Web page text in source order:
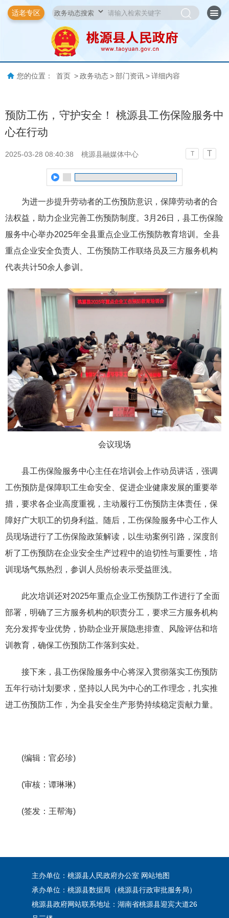
适老专区
您的位置： 首页 > 政务动态 > 部门资讯 > 详细内容
预防工伤，守护安全！ 桃源县工伤保险服务中
心在行动
2025-03-28 08:40:38 桃源县融媒体中心 T T
为进一步提升劳动者的工伤预防意识，保障劳动者的合
法权益，助力企业完善工伤预防制度。3月26日，县工伤保险
服务中心举办2025年全县重点企业工伤预防教育培训。全县
重点企业安全负责人、工伤预防工作联络员及三方服务机构
代表共计50余人参训。
会议现场
县工伤保险服务中心主任在培训会上作动员讲话，强调
工伤预防是保障职工生命安全、促进企业健康发展的重要举
措，要求各企业高度重视，主动履行工伤预防主体责任，保
障好广大职工的切身利益。随后，工伤保险服务中心工作人
员现场进行了工伤保险政策解读，以生动案例引路，深度剖
析了工伤预防在企业安全生产过程中的迫切性与重要性，培
训现场气氛热烈，参训人员纷纷表示受益匪浅。
此次培训还对2025年重点企业工伤预防工作进行了全面
部署，明确了三方服务机构的职责分工，要求三方服务机构
充分发挥专业优势，协助企业开展隐患排查、风险评估和培
训教育，确保工伤预防工作落到实处。
接下来，县工伤保险服务中心将深入贯彻落实工伤预防
五年行动计划要求，坚持以人民为中心的工作理念，扎实推
进工伤预防工作，为全县安全生产形势持续稳定贡献力量。
(编辑：官必珍)
(审核：谭琳琳)
(签发：王帮海)
主办单位：桃源县人民政府办公室 网站地图
承办单位：桃源县数据局（桃源县行政审批服务局）
桃源县政府网站联系地址：湖南省桃源县迎宾大道26